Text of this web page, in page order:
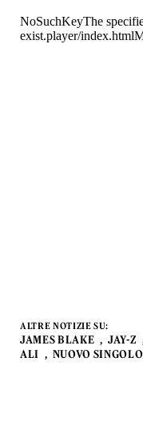
ALTRE NOTIZIE SU:
JAMES BLAKE JAY-Z
ALI
NUOVO SINGOLO